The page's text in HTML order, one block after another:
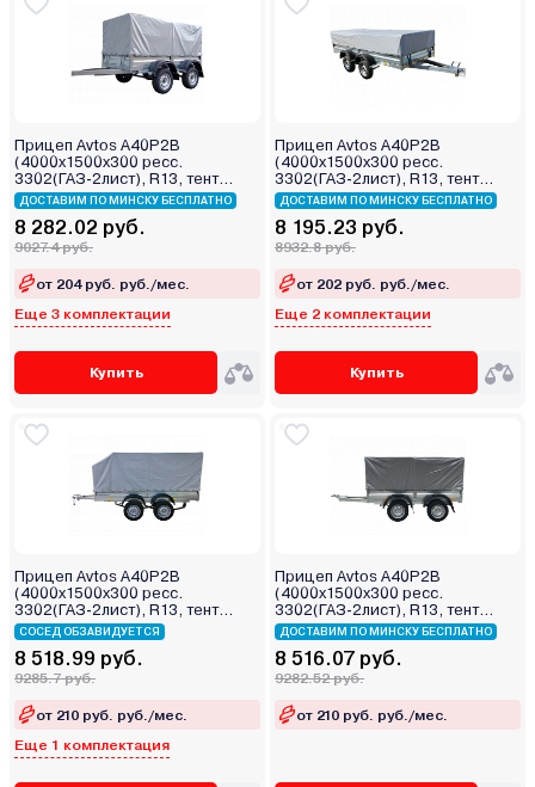
Прицеп Avtos A40P2B
(4000х1500х300 ресс.
3302(ГАЗ-2лист), R13, тент
800мм 2ос)
ДОСТАВИМ ПО МИНСКУ БЕСПЛАТНО
8 282.02 руб.
9027.4 руб.
от 204 руб. руб./мес.
Еще 3 комплектации
Купить
Прицеп Avtos A40P2B
(4000х1500х300 ресс.
3302(ГАЗ-2лист), R13, тент
400мм 2ос)
ДОСТАВИМ ПО МИНСКУ БЕСПЛАТНО
8 195.23 руб.
8932.8 руб.
от 202 руб. руб./мес.
Еще 2 комплектации
Купить
Прицеп Avtos A40P2B
(4000х1500х300 ресс.
3302(ГАЗ-2лист), R13, тент
1200мм Аэро 2ос)
СОСЕД ОБЗАВИДУЕТСЯ
8 518.99 руб.
9285.7 руб.
от 210 руб. руб./мес.
Еще 1 комплектация
Прицеп Avtos A40P2B
(4000х1500х300 ресс.
3302(ГАЗ-2лист), R13, тент
1200мм 2ос)
ДОСТАВИМ ПО МИНСКУ БЕСПЛАТНО
8 516.07 руб.
9282.52 руб.
от 210 руб. руб./мес.